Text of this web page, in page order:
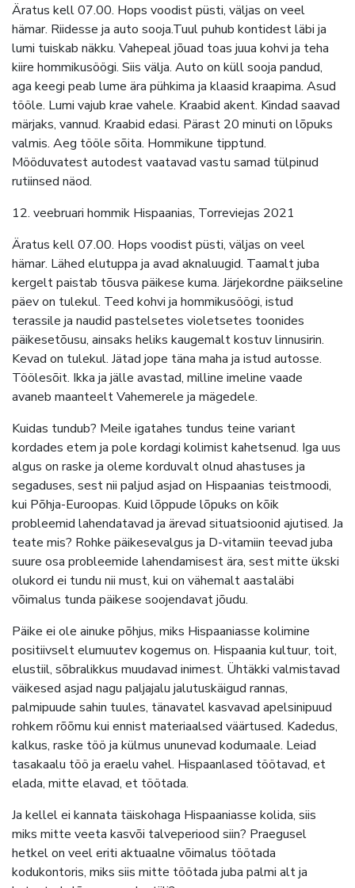
Äratus kell 07.00. Hops voodist püsti, väljas on veel
hämar. Riidesse ja auto sooja.Tuul puhub kontidest läbi ja
lumi tuiskab näkku. Vahepeal jõuad toas juua kohvi ja teha
kiire hommikusöögi. Siis välja. Auto on küll sooja pandud,
aga keegi peab lume ära pühkima ja klaasid kraapima. Asud
tööle. Lumi vajub krae vahele. Kraabid akent. Kindad saavad
märjaks, vannud. Kraabid edasi. Pärast 20 minuti on lõpuks
valmis. Aeg tööle sõita. Hommikune tipptund.
Mööduvatest autodest vaatavad vastu samad tülpinud
rutiinsed näod.
12. veebruari hommik Hispaanias, Torreviejas 2021
Äratus kell 07.00. Hops voodist püsti, väljas on veel
hämar. Lähed elutuppa ja avad aknaluugid. Taamalt juba
kergelt paistab tõusva päikese kuma. Järjekordne päikseline
päev on tulekul. Teed kohvi ja hommikusöögi, istud
terassile ja naudid pastelsetes violetsetes toonides
päikesetõusu, ainsaks heliks kaugemalt kostuv linnusirin.
Kevad on tulekul. Jätad jope täna maha ja istud autosse.
Töölesõit. Ikka ja jälle avastad, milline imeline vaade
avaneb maanteelt Vahemerele ja mägedele.
Kuidas tundub? Meile igatahes tundus teine variant
kordades etem ja pole kordagi kolimist kahetsenud. Iga uus
algus on raske ja oleme korduvalt olnud ahastuses ja
segaduses, sest nii paljud asjad on Hispaanias teistmoodi,
kui Põhja-Euroopas. Kuid lõppude lõpuks on kõik
probleemid lahendatavad ja ärevad situatsioonid ajutised. Ja
teate mis? Rohke päikesevalgus ja D-vitamiin teevad juba
suure osa probleemide lahendamisest ära, sest mitte ükski
olukord ei tundu nii must, kui on vähemalt aastaläbi
võimalus tunda päikese soojendavat jõudu.
Päike ei ole ainuke põhjus, miks Hispaaniasse kolimine
positiivselt elumuutev kogemus on. Hispaania kultuur, toit,
elustiil, sõbralikkus muudavad inimest. Ühtäkki valmistavad
väikesed asjad nagu paljajalu jalutuskäigud rannas,
palmipuude sahin tuules, tänavatel kasvavad apelsinipuud
rohkem rõõmu kui ennist materiaalsed väärtused. Kadedus,
kalkus, raske töö ja külmus ununevad kodumaale. Leiad
tasakaalu töö ja eraelu vahel. Hispaanlased töötavad, et
elada, mitte elavad, et töötada.
Ja kellel ei kannata täiskohaga Hispaaniasse kolida, siis
miks mitte veeta kasvõi talveperiood siin? Praegusel
hetkel on veel eriti aktuaalne võimalus töötada
kodukontoris, miks siis mitte töötada juba palmi alt ja